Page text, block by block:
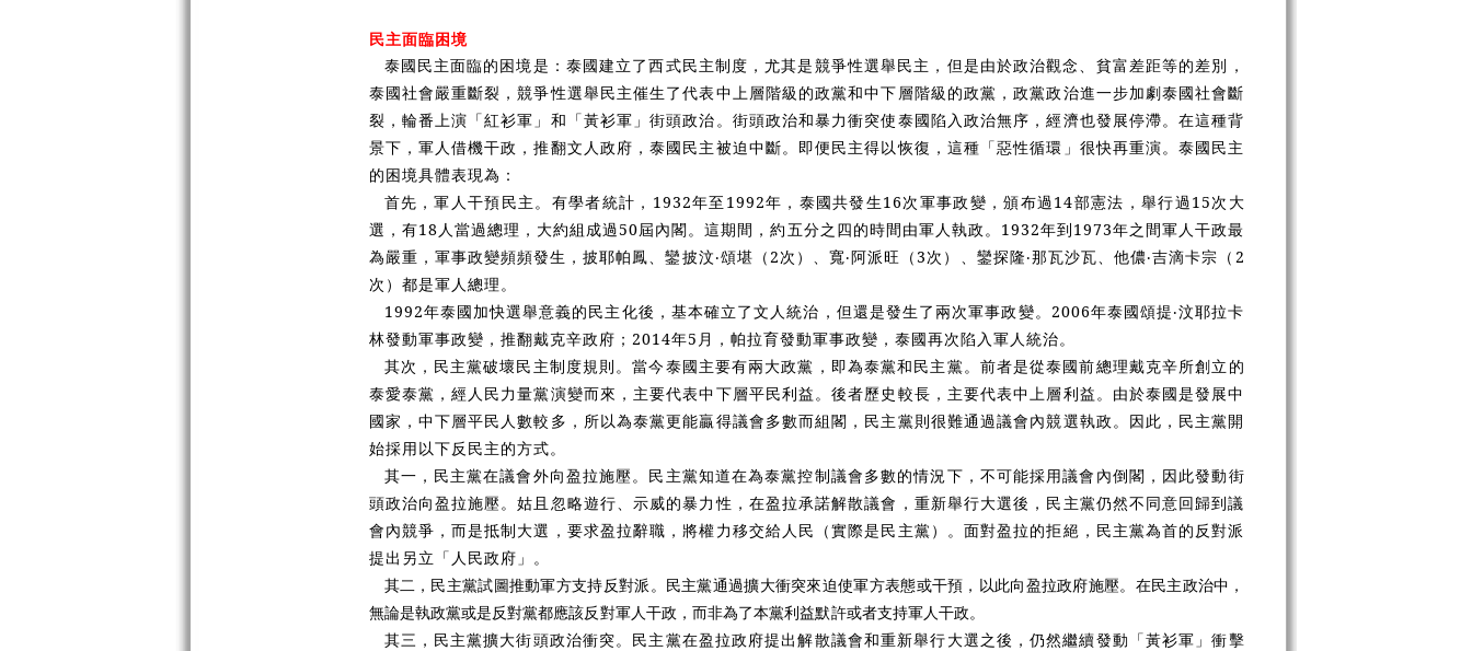
民主面臨困境
泰國民主面臨的困境是：泰國建立了西式民主制度，尤其是競爭性選舉民主，但是由於政治觀念、貧富差距等的差別，
泰國社會嚴重斷裂，競爭性選舉民主催生了代表中上層階級的政黨和中下層階級的政黨，政黨政治進一步加劇泰國社會斷
裂，輪番上演「紅衫軍」和「黃衫軍」街頭政治。街頭政治和暴力衝突使泰國陷入政治無序，經濟也發展停滯。在這種背
景下，軍人借機干政，推翻文人政府，泰國民主被迫中斷。即便民主得以恢復，這種「惡性循環」很快再重演。泰國民主
的困境具體表現為：
首先，軍人干預民主。有學者統計，1932年至1992年，泰國共發生16次軍事政變，頒布過14部憲法，舉行過15次大
選，有18人當過總理，大約組成過50屆內閣。這期間，約五分之四的時間由軍人執政。1932年到1973年之間軍人干政最
為嚴重，軍事政變頻頻發生，披耶帕鳳、鑾披汶‧頌堪（2次）、寬‧阿派旺（3次）、鑾探隆‧那瓦沙瓦、他儂‧吉滴卡宗（2
次）都是軍人總理。
1992年泰國加快選舉意義的民主化後，基本確立了文人統治，但還是發生了兩次軍事政變。2006年泰國頌提‧汶耶拉卡
林發動軍事政變，推翻戴克辛政府；2014年5月，帕拉育發動軍事政變，泰國再次陷入軍人統治。
其次，民主黨破壞民主制度規則。當今泰國主要有兩大政黨，即為泰黨和民主黨。前者是從泰國前總理戴克辛所創立的
泰愛泰黨，經人民力量黨演變而來，主要代表中下層平民利益。後者歷史較長，主要代表中上層利益。由於泰國是發展中
國家，中下層平民人數較多，所以為泰黨更能贏得議會多數而組閣，民主黨則很難通過議會內競選執政。因此，民主黨開
始採用以下反民主的方式。
其一，民主黨在議會外向盈拉施壓。民主黨知道在為泰黨控制議會多數的情況下，不可能採用議會內倒閣，因此發動街
頭政治向盈拉施壓。姑且忽略遊行、示威的暴力性，在盈拉承諾解散議會，重新舉行大選後，民主黨仍然不同意回歸到議
會內競爭，而是抵制大選，要求盈拉辭職，將權力移交給人民（實際是民主黨）。面對盈拉的拒絕，民主黨為首的反對派
提出另立「人民政府」。
其二，民主黨試圖推動軍方支持反對派。民主黨通過擴大衝突來迫使軍方表態或干預，以此向盈拉政府施壓。在民主政治中，
無論是執政黨或是反對黨都應該反對軍人干政，而非為了本黨利益默許或者支持軍人干政。
其三，民主黨擴大街頭政治衝突。民主黨在盈拉政府提出解散議會和重新舉行大選之後，仍然繼續發動「黃衫軍」衝擊